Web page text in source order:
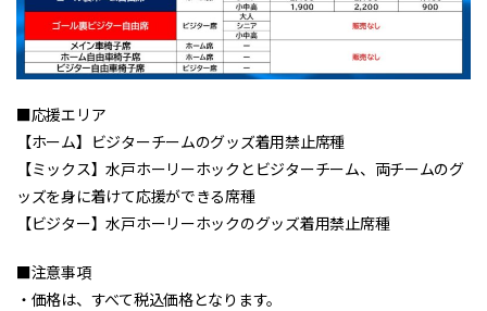
■応援エリア​
【ホーム】ビジターチームのグッズ着用禁止席種
【ミックス】水戸ホーリーホックとビジターチーム、両チームのグ
ッズを身に着けて応援ができる席種
【ビジター】水戸ホーリーホックのグッズ着用禁止席種​
■注意事項
・価格は、すべて税込価格となります。​